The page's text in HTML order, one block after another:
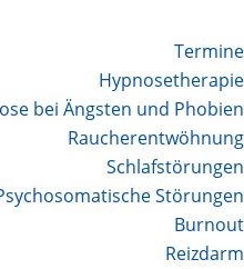
Termine
Hypnosetherapie
bei Ängsten und Phobien
Raucherentwöhnung
Schlafstörungen
Störungen
Burnout
Reizdarm